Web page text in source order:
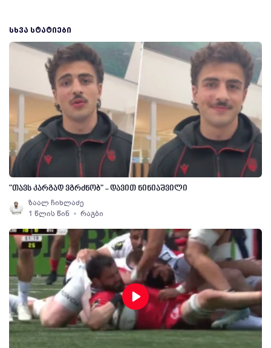
ᲡᲮᲕᲐ ᲡᲢᲐᲢᲘᲔᲑᲘ
"თავს კარგად ვგრძნობ" - დავით ნინიაშვილი
ზაალ ჩიხლაძე
1 წლის წინ
რაგბი